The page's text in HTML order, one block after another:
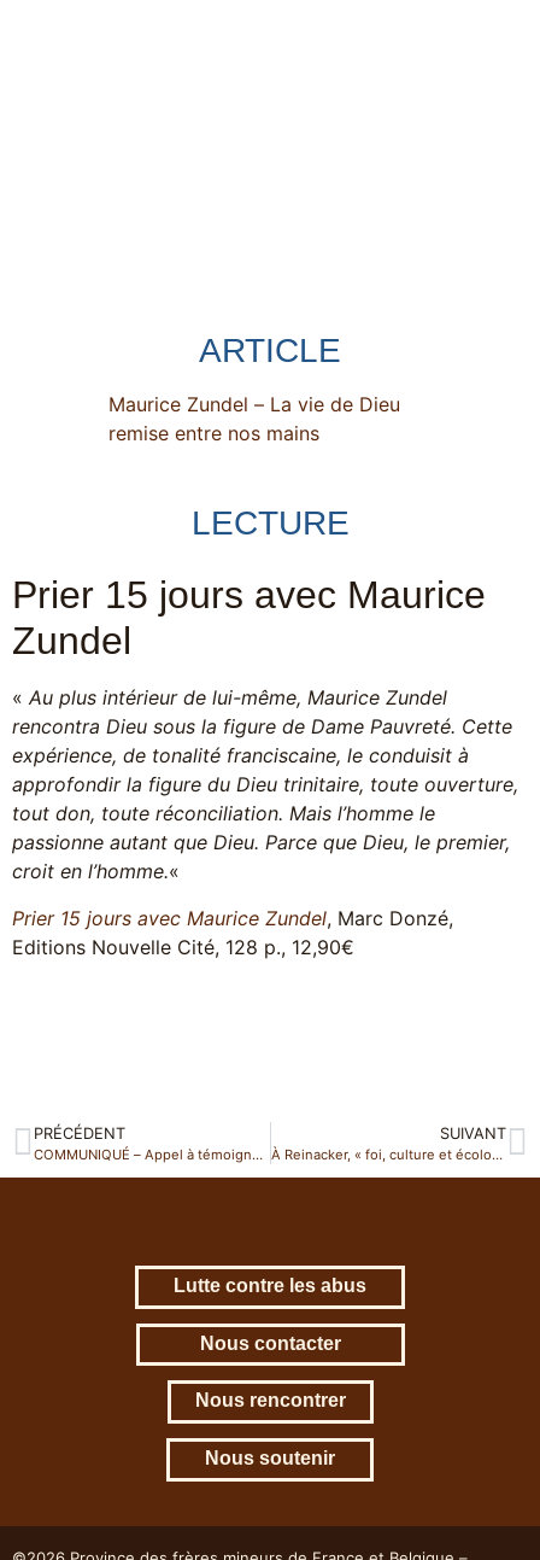
ARTICLE
Maurice Zundel – La vie de Dieu
remise entre nos mains
LECTURE
Prier 15 jours avec Maurice
Zundel
«Au plus intérieur de lui-même, Maurice Zundel
rencontra Dieu sous la figure de Dame Pauvreté. Cette
expérience, de tonalité franciscaine, le conduisit à
approfondir la figure du Dieu trinitaire, toute ouverture,
tout don, toute réconciliation. Mais l’homme le
passionne autant que Dieu. Parce que Dieu, le premier,
croit en l’homme.«
Prier 15 jours avec Maurice Zundel, Marc Donzé,
Editions Nouvelle Cité, 128 p., 12,90€
PRÉCÉDENT
COMMUNIQUÉ – Appel à témoignages
SUIVANT
À Reinacker, « foi, culture et écologie se rencontrent »
Lutte contre les abus
Nous contacter
Nous rencontrer
Nous soutenir